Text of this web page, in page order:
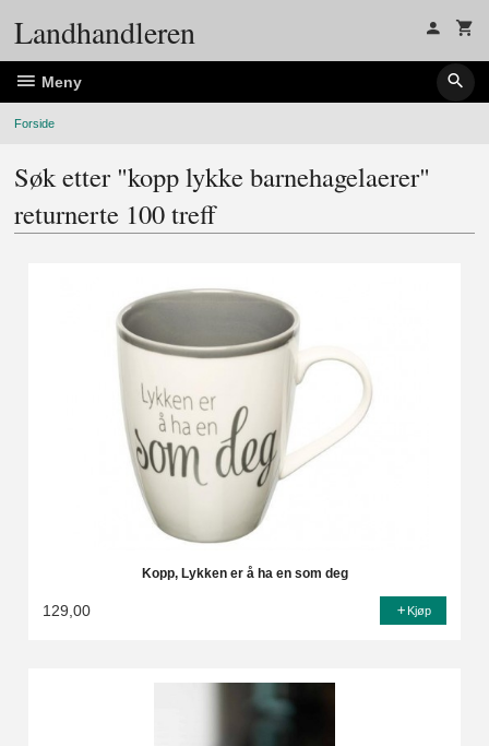
Landhandleren
Meny
Forside
Søk etter "kopp lykke barnehagelaerer"
returnerte 100 treff
Kopp, Lykken er å ha en som deg
129,00 Kjøp